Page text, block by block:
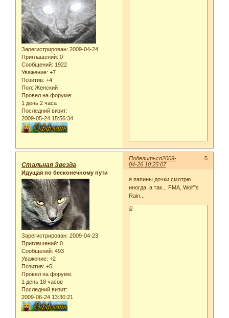
Зарегистрирован: 2009-04-24
Приглашений: 0
Сообщений: 1922
Уважение: +7
Позитив: +4
Пол: Женский
Провел на форуме:
1 день 2 часа
Последний визит:
2009-05-24 15:56:34
Поделиться 5
2009-
04-26 10:25:07
Стальная Звезда
Идущая по бесконечному пути
Зарегистрирован: 2009-04-23
Приглашений: 0
Сообщений: 493
Уважение: +2
Позитив: +5
Провел на форуме:
1 день 18 часов
Последний визит:
2009-06-24 13:30:21
я папины дочки смотрю
иногда, а так... FMA, Wolf"s
Rain...
0